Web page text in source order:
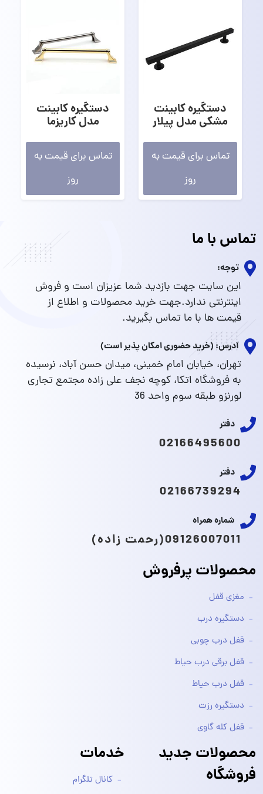
دستگیره کابینت
مشکی مدل پیلار
تماس برای قیمت به
روز
دستگیره کابینت
مدل کاریزما
تماس برای قیمت به
روز
تماس با ما
توجه:
این سایت جهت بازدید شما عزیزان است و فروش
اینترنتی ندارد.جهت خرید محصولات و اطلاع از
قیمت ها با ما تماس بگیرید.
آدرس: (خرید حضوری امکان پذیر است)
تهران، خیابان امام خمینی، میدان حسن آباد، نرسیده
به فروشگاه اتکا، کوچه نجف علی زاده مجتمع تجاری
لورنزو طبقه سوم واحد 36
دفتر
02166495600
دفتر
02166739294
شماره همراه
09126007011(رحمت زاده)
محصولات پرفروش
مغزی قفل
دستگیره درب
قفل درب چوبی
قفل برقی درب حیاط
قفل درب حیاط
دستگیره رزت
قفل کله گاوی
محصولات جدید
فروشگاه
خدمات
کانال تلگرام